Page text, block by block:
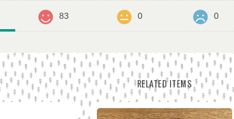
83 0 0
RELATED ITEMS